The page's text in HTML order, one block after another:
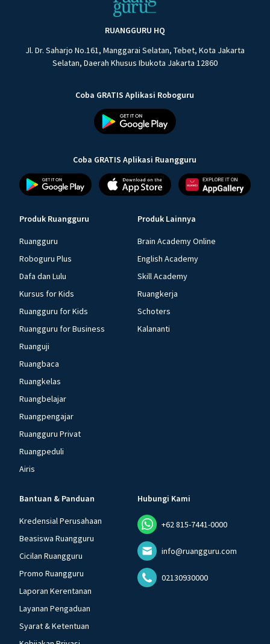
RUANGGURU HQ
Jl. Dr. Saharjo No.161, Manggarai Selatan, Tebet, Kota Jakarta
Selatan, Daerah Khusus Ibukota Jakarta 12860
Coba GRATIS Aplikasi Roboguru
Coba GRATIS Aplikasi Ruangguru
Produk Ruangguru
Ruangguru
Roboguru Plus
Dafa dan Lulu
Kursus for Kids
Ruangguru for Kids
Ruangguru for Business
Ruanguji
Ruangbaca
Ruangkelas
Ruangbelajar
Ruangpengajar
Ruangguru Privat
Ruangpeduli
Airis
Produk Lainnya
Brain Academy Online
English Academy
Skill Academy
Ruangkerja
Schoters
Kalananti
Bantuan & Panduan
Kredensial Perusahaan
Beasiswa Ruangguru
Cicilan Ruangguru
Promo Ruangguru
Laporan Kerentanan
Layanan Pengaduan
Syarat & Ketentuan
Hubungi Kami
+62 815-7441-0000
info@ruangguru.com
02130930000